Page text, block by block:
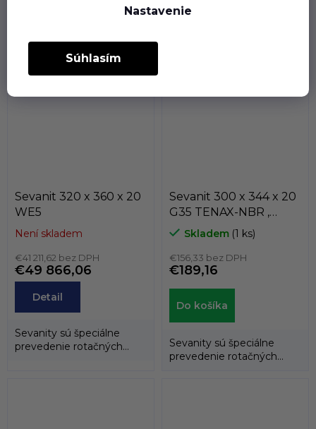
Nastavenie
Súhlasím
(gufer), kedy...
Sevanit 320 x 360 x 20
WE5
Není skladem
€41 211,62 bez DPH
€49 866,06
Detail
Sevanity sú špeciálne
prevedenie rotačných
Sevanit 300 x 344 x 20
G35 TENAX-NBR ,
COLOMBO
Skladem (1 ks)
€156,33 bez DPH
€189,16
Do košíka
Sevanity sú špeciálne
prevedenie rotačných